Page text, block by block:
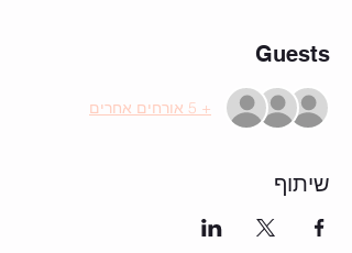
Guests
+ 5 אורחים אחרים
שיתוף